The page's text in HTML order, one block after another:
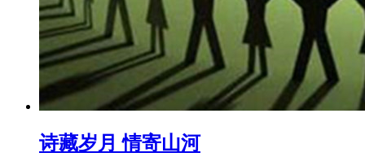
诗藏岁月 情寄山河